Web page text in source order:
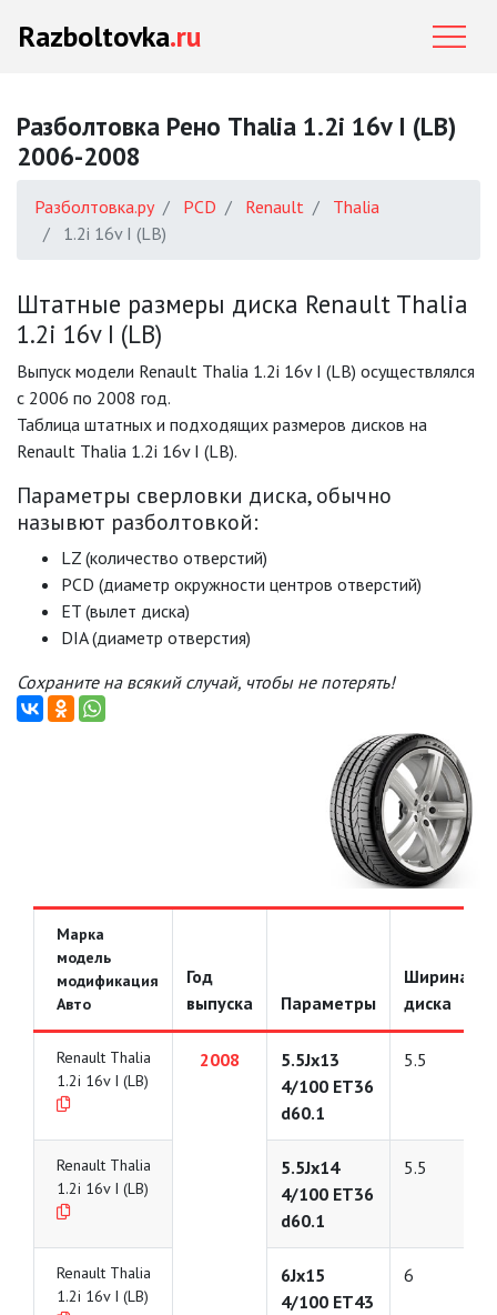
Razboltovka.ru
Разболтовка Рено Thalia 1.2i 16v I (LB)
2006-2008
Разболтовка.ру PCD Renault
Thalia
1.2i 16v I (LB)
Штатные размеры диска Renault Thalia
1.2i 16v I (LB)
Выпуск модели Renault Thalia 1.2i 16v I (LB) осуществлялся
с 2006 по 2008 год.
Таблица штатных и подходящих размеров дисков на
Renault Thalia 1.2i 16v I (LB).
Параметры сверловки диска, обычно
назывют разболтовкой:
LZ (количество отверстий)
PCD (диаметр окружности центров отверстий)
ET (вылет диска)
DIA (диаметр отверстия)
Сохраните на всякий случай, чтобы не потерять!
Марка
модель
модификация
Авто
Год
выпуска
Параметры
Ширина
диска
Renault Thalia
1.2i 16v I (LB)
2008
5.5Jx13
4/100 ET36
d60.1
5.5
Renault Thalia
1.2i 16v I (LB)
5.5Jx14
4/100 ET36
d60.1
5.5
Renault Thalia
1.2i 16v I (LB)
6Jx15
4/100 ET43
6